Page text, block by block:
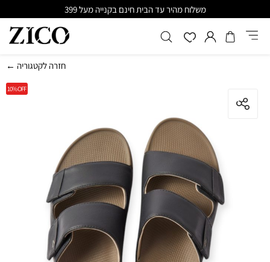
משלוח מהיר עד הבית חינם בקנייה מעל 399
← חזרה לקטגוריה
10%OFF